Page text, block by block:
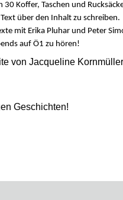
Koffer, Taschen und
über den Inhalt zu schreiben.
mit Erika Pluhar und Peter
auf Ö1 zu hören!
von Jacqueline Kornmüller
Geschichten!